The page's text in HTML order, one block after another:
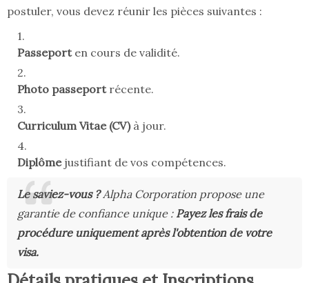
postuler, vous devez réunir les pièces suivantes :
Passeporten cours de validité.
Photo passeportrécente.
Curriculum Vitae (CV)à jour.
Diplômejustifiant de vos compétences.
Le saviez-vous ?Alpha Corporation propose une
garantie de confiance unique : Payez les frais de
procédure uniquement après l'obtention de votre
visa.